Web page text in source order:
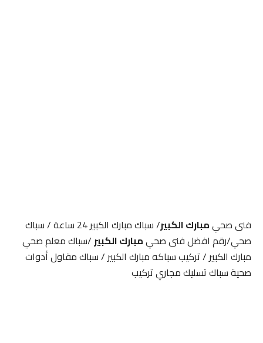
فنى صحيمبارك الكبير
/ سباك مبارك الكبير 24 ساعة / سباك
صحي/رقم افضل فنى صحيمبارك الكبير/سباك معلم صحي
مبارك الكبير / تركيب سباكه مبارك الكبير / سباك مقاول أدوات
صحية سباك تسليك مجاري تركيب